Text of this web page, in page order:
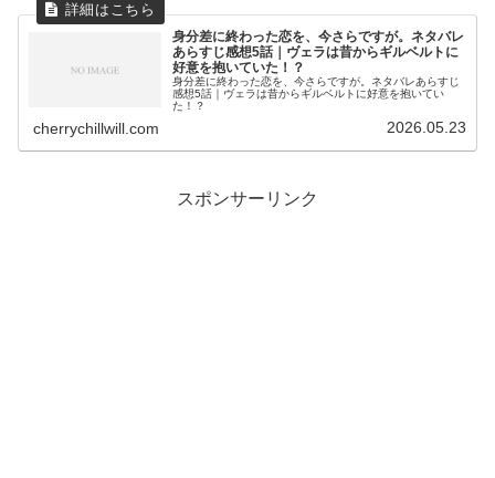
身分差に終わった恋を、今さらですが。ネタバレ
あらすじ感想5話｜ヴェラは昔からギルベルトに
好意を抱いていた！？
身分差に終わった恋を、今さらですが。ネタバレあらすじ
感想5話｜ヴェラは昔からギルベルトに好意を抱いてい
た！？
cherrychillwill.com 2026.05.23
スポンサーリンク